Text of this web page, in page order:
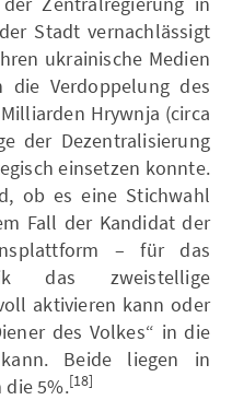
Stadt vernachlässigt
ukrainische Medien
die Verdoppelung des
Hrywnja (circa
der Dezentralisierung
einsetzen konnte.
ob es eine Stichwahl
Fall der Kandidat der
– für das
das zweistellige
aktivieren kann oder
des Volkes“ in die
Beide liegen in
5%.[18]